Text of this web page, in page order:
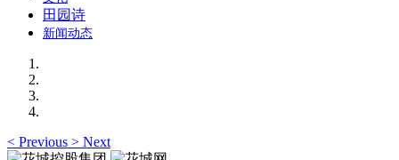
田园诗
新闻动态
< Previous > Next